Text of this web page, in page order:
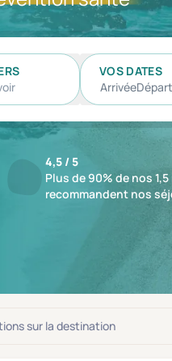
VOS DATES
ArrivéeDépart
4,5 / 5
Plus de 90% de nos
recommandent nos
sur la destination